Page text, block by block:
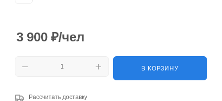
3 900 ₽/чел
В КОРЗИНУ
Рассчитать доставку